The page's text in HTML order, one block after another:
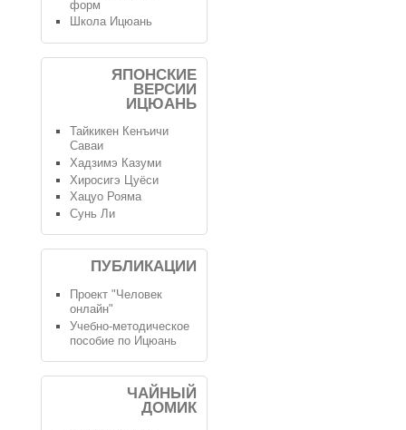
форм
Школа Ицюань
ЯПОНСКИЕ
ВЕРСИИ
ИЦЮАНЬ
Тайкикен Кенъичи
Саваи
Хадзимэ Казуми
Хиросигэ Цуёси
Хацуо Рояма
Сунь Ли
ПУБЛИКАЦИИ
Проект "Человек
онлайн"
Учебно-методическое
пособие по Ицюань
ЧАЙНЫЙ
ДОМИК